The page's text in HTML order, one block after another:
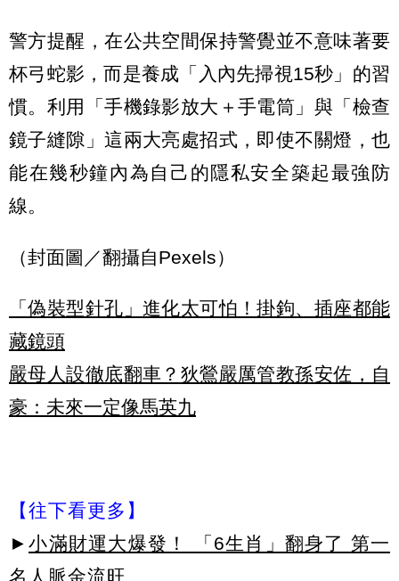
警方提醒，在公共空間保持警覺並不意味著要
杯弓蛇影，而是養成「入內先掃視15秒」的習
慣。利用「手機錄影放大＋手電筒」 與 「檢查
鏡子縫隙」這兩大亮處招式，即使不關燈，也
能在幾秒鐘內為自己的隱私安全築起最強防
線。
（封面圖／翻攝自Pexels）
「偽裝型針孔」進化太可怕！掛鉤、插座都能
藏鏡頭
嚴母人設徹底翻車？狄鶯嚴厲管教孫安佐，自
豪：未來一定像馬英九
【往下看更多】
► 小滿財運大爆發！ 「6生肖」翻身了 第一
名人脈金流旺